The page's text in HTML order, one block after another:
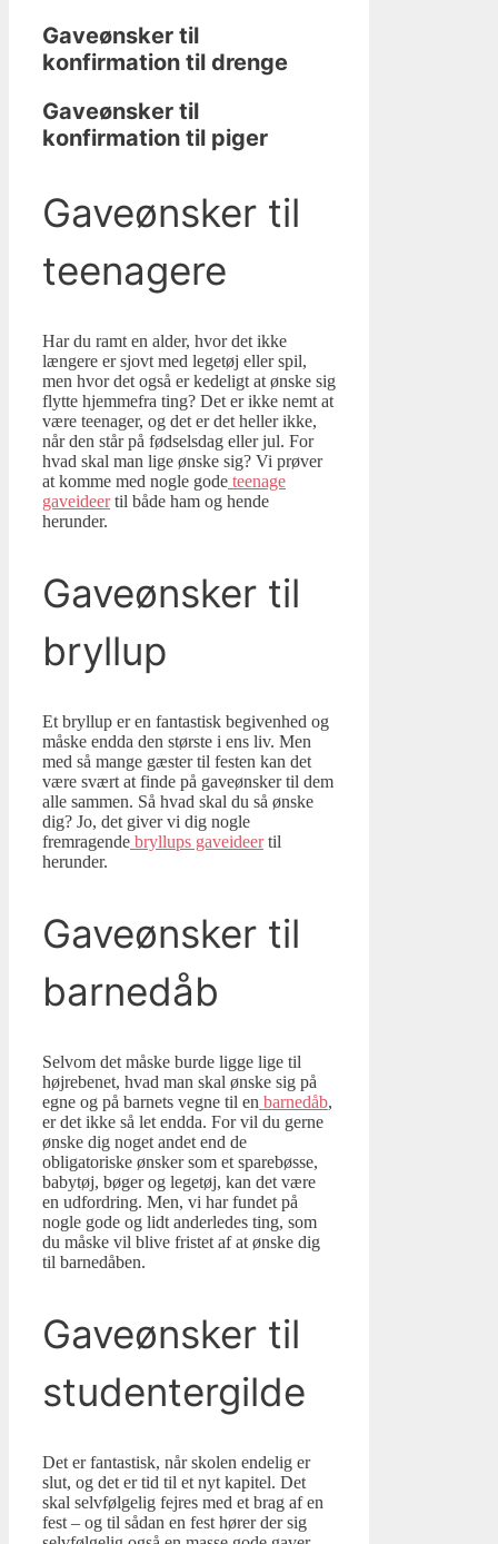
Gaveønsker til
konfirmation til drenge
Gaveønsker til
konfirmation til piger
Gaveønsker til
teenagere
Har du ramt en alder, hvor det ikke
længere er sjovt med legetøj eller spil,
men hvor det også er kedeligt at ønske sig
flytte hjemmefra ting? Det er ikke nemt at
være teenager, og det er det heller ikke,
når den står på fødselsdag eller jul. For
hvad skal man lige ønske sig? Vi prøver
at komme med nogle gode teenage
gaveideertil både ham og hende
herunder.
Gaveønsker til
bryllup
Et bryllup er en fantastisk begivenhed og
måske endda den største i ens liv. Men
med så mange gæster til festen kan det
være svært at finde på gaveønsker til dem
alle sammen. Så hvad skal du så ønske
dig? Jo, det giver vi dig nogle
fremragende bryllups gaveideertil
herunder.
Gaveønsker til
barnedåb
Selvom det måske burde ligge lige til
højrebenet, hvad man skal ønske sig på
egne og på barnets vegne til en barnedåb,
er det ikke så let endda. For vil du gerne
ønske dig noget andet end de
obligatoriske ønsker som et sparebøsse,
babytøj, bøger og legetøj, kan det være
en udfordring. Men, vi har fundet på
nogle gode og lidt anderledes ting, som
du måske vil blive fristet af at ønske dig
til barnedåben.
Gaveønsker til
studentergilde
Det er fantastisk, når skolen endelig er
slut, og det er tid til et nyt kapitel. Det
skal selvfølgelig fejres med et brag af en
fest – og til sådan en fest hører der sig